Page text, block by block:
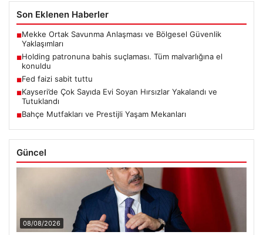
Son Eklenen Haberler
■Mekke Ortak Savunma Anlaşması ve Bölgesel Güvenlik
Yaklaşımları
■Holding patronuna bahis suçlaması. Tüm malvarlığına el
konuldu
■Fed faizi sabit tuttu
■Kayseri’de Çok Sayıda Evi Soyan Hırsızlar Yakalandı ve
Tutuklandı
■Bahçe Mutfakları ve Prestijli Yaşam Mekanları
Güncel
08/08/2026